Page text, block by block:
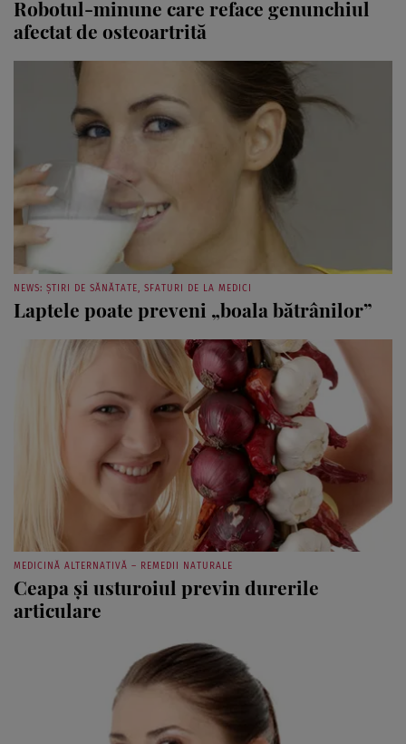
NEWS: ȘTIRI DE SĂNĂTATE, SFATURI DE LA MEDICI
Robotul-minune care reface genunchiul
NEWS: ȘTIRI DE SĂNĂTATE, SFATURI DE LA MEDICI
MEDICINĂ ALTERNATIVĂ – REMEDII NATURALE
Ceapa şi usturoiul previn durerile